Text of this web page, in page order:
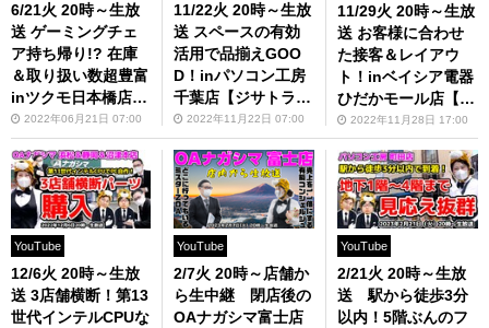
6/21火 20時～生放
送 ゲーミングチェ
ア持ち帰り!? 在庫
＆取り扱い数超豊富
inツクモ日本橋店
【ジサトラコンシェ
ルジュ】
2022年06月21日 07:00
11/22火 20時～生放
送 スペースの有効
活用で品揃えGOO
D！inパソコン工房
千葉店【ジサトラコ
ンシェルジュ】
2022年11月22日 07:00
11/29火 20時～生放
送 お客様に合わせ
た接客＆レイアウ
ト！inベイシア電器
ひだかモール店【ジ
サトラコンシェルジ
ュ】
2022年11月28日 17:00
YouTube
12/6火 20時～生放
送 3店舗横断！第13
世代インテルCPUな
YouTube
2/7火 20時～店舗か
ら生中継 閉店後の
OAナガシマ富士店
YouTube
2/21火 20時～生放
送 駅から徒歩3分
以内！5階ぶんのフ